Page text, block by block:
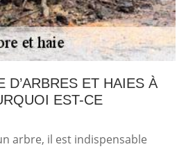
D’ARBRES ET HAIES À
EST-CE
arbre, il est indispensable